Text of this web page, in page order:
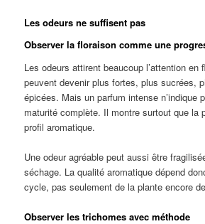
Les odeurs ne suffisent pas
Observer la floraison comme une
Les odeurs attirent beaucoup l’attention en
peuvent devenir plus fortes, plus sucrées,
épicées. Mais un parfum intense n’indique
maturité complète. Il montre surtout que la
profil aromatique.
Une odeur agréable peut aussi être
séchage. La qualité aromatique dépend
cycle, pas seulement de la plante encore
Observer les trichomes avec méthode